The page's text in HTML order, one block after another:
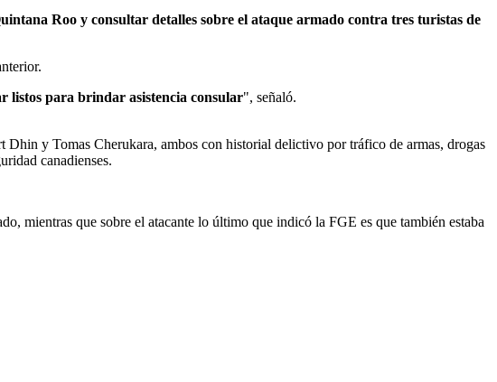
Roo y consultar detalles sobre el ataque armado contra tres turistas de
listos para brindar asistencia consular", señaló.
y Tomas Cherukara, ambos con historial delictivo por tráfico de armas, drogas
canadienses.
mientras que sobre el atacante lo último que indicó la FGE es que también estaba